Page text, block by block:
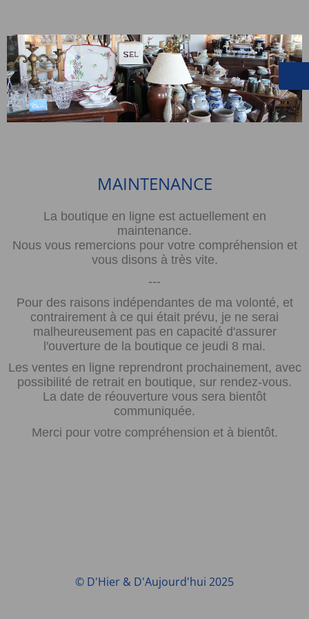
MAINTENANCE
La boutique en ligne est actuellement en
maintenance.
Nous vous remercions pour votre compréhension et
vous disons à très vite.
---
Pour des raisons indépendantes de ma volonté, et
contrairement à ce qui était prévu, je ne serai
malheureusement pas en capacité d'assurer
l'ouverture de la boutique ce jeudi 8 mai.
Les ventes en ligne reprendront prochainement, avec
possibilité de retrait en boutique, sur rendez-vous.
La date de réouverture vous sera bientôt
communiquée.
Merci pour votre compréhension et à bientôt.
© D'Hier & D'Aujourd'hui 2025